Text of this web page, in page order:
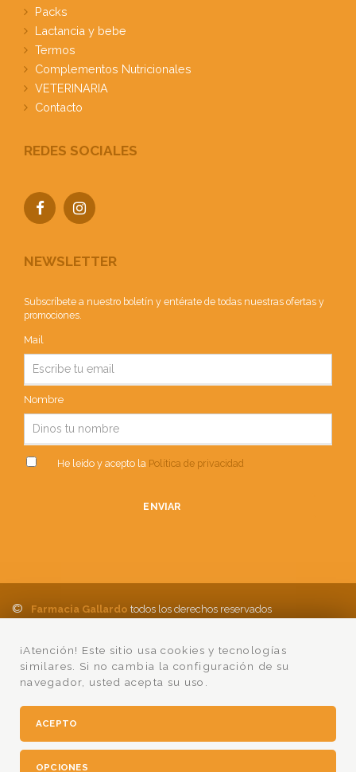
¡Atención! Este sitio usa cookies y tecnologías
similares. Si no cambia la configuración de su
navegador, usted acepta su uso.
ACEPTO
OPCIONES
Packs
Lactancia y bebe
Termos
Complementos Nutricionales
VETERINARIA
Contacto
REDES SOCIALES
NEWSLETTER
Subscríbete a nuestro boletín y entérate de todas nuestras ofertas y
promociones.
Mail
Nombre
He leído y acepto la Política de privacidad
ENVIAR
© Farmacia Gallardo todos los derechos reservados
Condiciones Compra
Lumedia